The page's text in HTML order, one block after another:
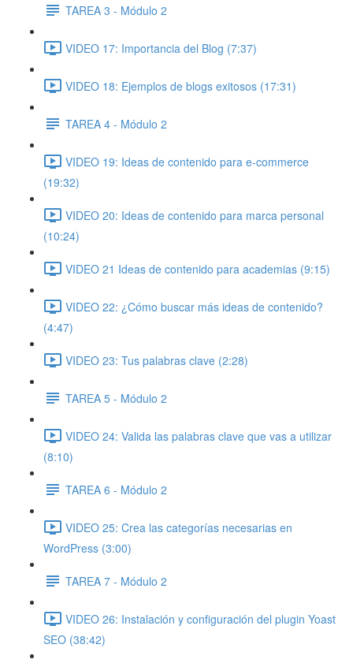
TAREA 3 - Módulo 2
VIDEO 17: Importancia del Blog (7:37)
VIDEO 18: Ejemplos de blogs exitosos (17:31)
TAREA 4 - Módulo 2
VIDEO 19: Ideas de contenido para e-commerce
(19:32)
VIDEO 20: Ideas de contenido para marca personal
(10:24)
VIDEO 21 Ideas de contenido para academias (9:15)
VIDEO 22: ¿Cómo buscar más ideas de contenido?
(4:47)
VIDEO 23: Tus palabras clave (2:28)
TAREA 5 - Módulo 2
VIDEO 24: Valida las palabras clave que vas a utilizar
(8:10)
TAREA 6 - Módulo 2
VIDEO 25: Crea las categorías necesarias en
WordPress (3:00)
TAREA 7 - Módulo 2
VIDEO 26: Instalación y configuración del plugin Yoast
SEO (38:42)